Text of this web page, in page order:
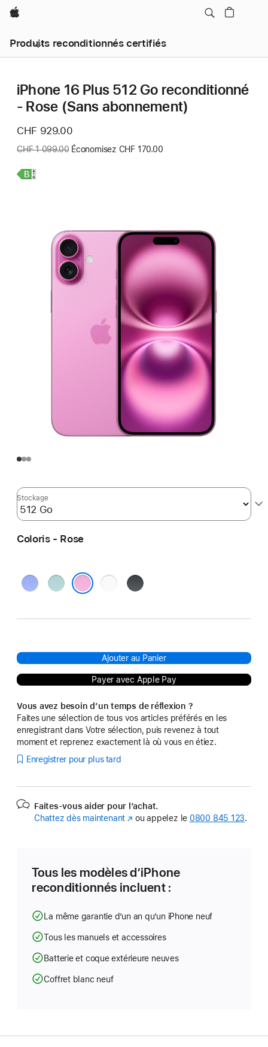
Apple
Produits reconditionnés certifiés
iPhone 16 Plus 512 Go reconditionné
- Rose (Sans abonnement)
Nouveau
prix
CHF 929.00
Ancien
:
CHF 1 099.00 Économisez CHF 170.00
En
Stockage
Coloris - Rose
Outremer
Sarcelle Blanc Noir
Ajouter au Panier
Payer avec Apple Pay
Vous avez besoin d’un temps de réflexion ?
Faites une sélection de tous vos articles préférés en les
enregistrant dans Votre sélection, puis revenez à tout
moment et reprenez exactement là où vous en étiez.
Enregistrer pour plus tard
Faites-vous aider pour l’achat.
Chattez dès maintenant (s’ouvre
fenêtre)
ou appelez le 0800 845 123.
Tous les modèles d’iPhone
reconditionnés incluent :
La même garantie d’un an qu’un iPhone neuf
Tous les manuels et accessoires
Batterie et coque extérieure neuves
Coffret blanc neuf